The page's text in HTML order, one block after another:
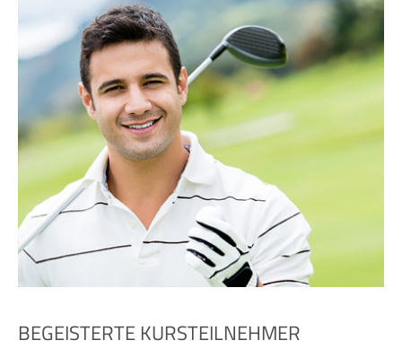
BEGEISTERTE KURSTEILNEHMER